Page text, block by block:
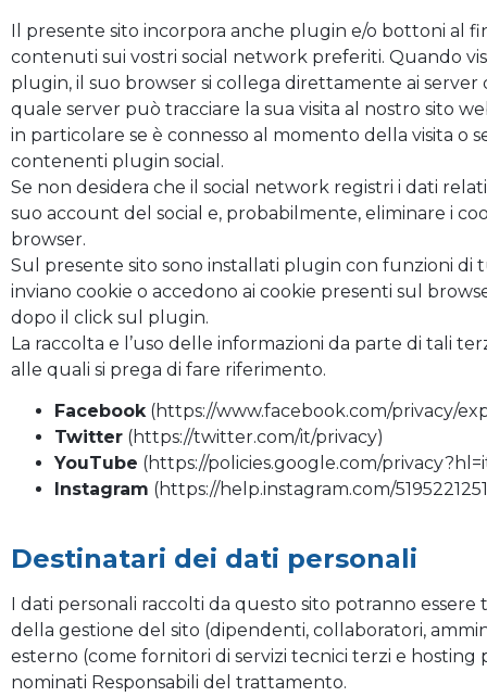
Il presente sito incorpora anche plugin e/o bottoni al
contenuti sui vostri social network preferiti. Quando
plugin, il suo browser si collega direttamente ai
quale server può tracciare la sua visita al nostro sito
in particolare se è connesso al momento della visita o
contenenti plugin social.
Se non desidera che il social network registri i dati
suo account del social e, probabilmente, eliminare i
browser.
Sul presente sito sono installati plugin con funzioni
inviano cookie o accedono ai cookie presenti sul
dopo il click sul plugin.
La raccolta e l’uso delle informazioni da parte di tali
alle quali si prega di fare riferimento.
Facebook(https://www.facebook.com/privacy/
Twitter (https://twitter.com/it/privacy)
YouTube (https://policies.google.com/
Instagram (https://help.instagram.com/
Destinatari dei dati personali
I dati personali raccolti da questo sito potranno
della gestione del sito (dipendenti, collaboratori,
esterno (come fornitori di servizi tecnici terzi e
nominati Responsabili del trattamento.